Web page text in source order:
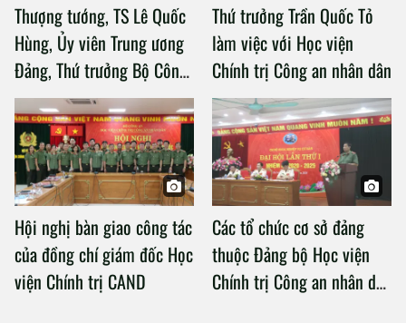
Thượng tướng, TS Lê Quốc
Hùng, Ủy viên Trung ương
Đảng, Thứ trưởng Bộ Công
an làm việc với Học viện
Chính trị Công an nhân dân
Thứ trưởng Trần Quốc Tỏ
làm việc với Học viện
Chính trị Công an nhân dân
Hội nghị bàn giao công tác
của đồng chí giám đốc Học
viện Chính trị CAND
Các tổ chức cơ sở đảng
thuộc Đảng bộ Học viện
Chính trị Công an nhân dân